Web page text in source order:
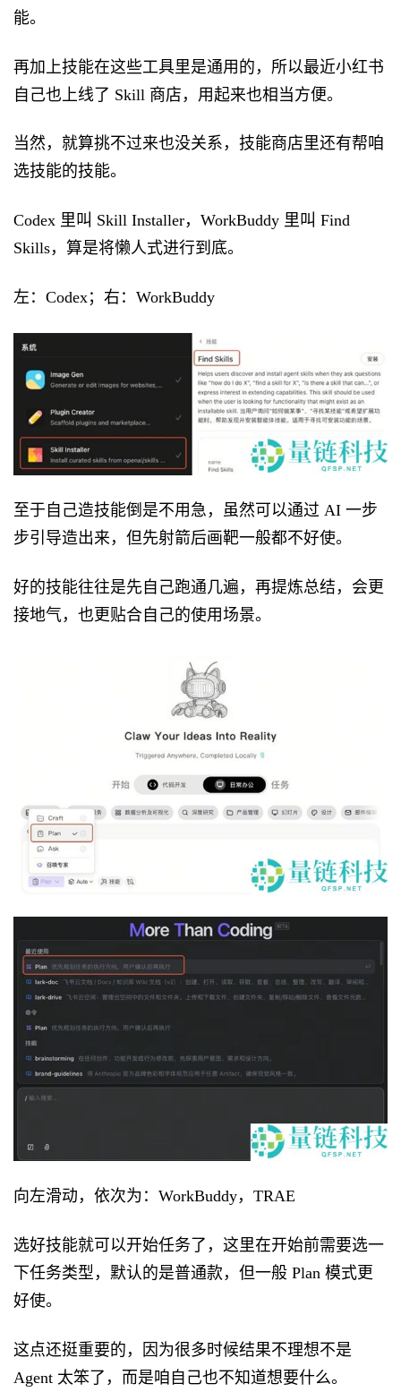
能。
再加上技能在这些工具里是通用的，所以最近小红书
自己也上线了 Skill 商店，用起来也相当方便。
当然，就算挑不过来也没关系，技能商店里还有帮咱
选技能的技能。
Codex 里叫 Skill Installer，WorkBuddy 里叫 Find
Skills，算是将懒人式进行到底。
左：Codex；右：WorkBuddy
至于自己造技能倒是不用急，虽然可以通过 AI 一步
步引导造出来，但先射箭后画靶一般都不好使。
好的技能往往是先自己跑通几遍，再提炼总结，会更
接地气，也更贴合自己的使用场景。
向左滑动，依次为：WorkBuddy，TRAE
选好技能就可以开始任务了，这里在开始前需要选一
下任务类型，默认的是普通款，但一般 Plan 模式更
好使。
这点还挺重要的，因为很多时候结果不理想不是
Agent 太笨了，而是咱自己也不知道想要什么。